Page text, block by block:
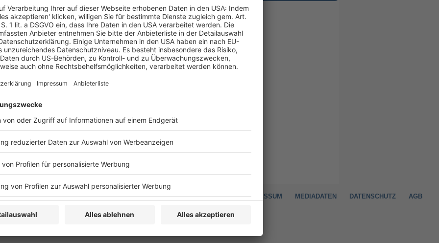
Bauwirtschaft – betrieblicher Geltungsbereich
(VTV)
VERLAG KONTAKT IMPRESSUM MEDIADATEN DATENSCHUTZ AGB